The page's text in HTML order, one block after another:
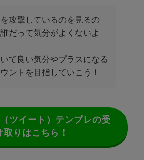
攻撃しているのを見るの
だって気分がよくないよ
て良い気分やプラスになる
ントを目指していこう！
ツイート）テンプレの受
取りはこちら！